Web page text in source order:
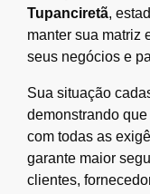
Tupanciretã,
manter sua matriz
seus negócios e
Sua situação
demonstrando
com todas as
garante maior
clientes,